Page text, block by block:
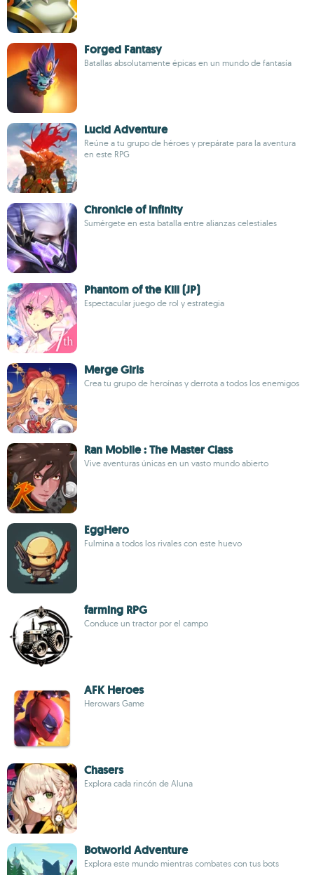
Forged Fantasy
Batallas absolutamente épicas en un mundo de fantasía
Lucid Adventure
Reúne a tu grupo de héroes y prepárate para la aventura
en este RPG
Chronicle of Infinity
Sumérgete en esta batalla entre alianzas celestiales
Phantom of the Kill (JP)
Espectacular juego de rol y estrategia
Merge Girls
Crea tu grupo de heroínas y derrota a todos los enemigos
Ran Mobile : The Master Class
Vive aventuras únicas en un vasto mundo abierto
EggHero
Fulmina a todos los rivales con este huevo
farming RPG
Conduce un tractor por el campo
AFK Heroes
Herowars Game
Chasers
Explora cada rincón de Aluna
Botworld Adventure
Explora este mundo mientras combates con tus bots